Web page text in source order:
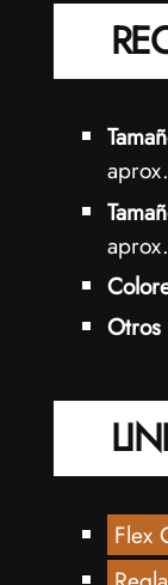
aprox.
aprox.
Otros
Flex